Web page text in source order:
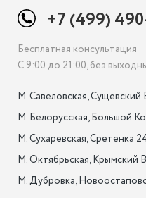
+7 (499)
Бесплатная консультация
С 9:00 до 21:00, без
М. Савеловская, Сущевский
М. Белорусская, Большой
М. Сухаревская, Сретенка
М. Октябрьская, Крымский
М. Дубровка,